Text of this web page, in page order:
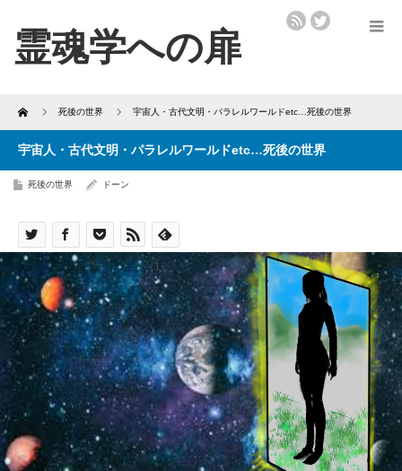
Home 死後の世界 宇宙人・古代文明・パラレルワールドetc…死後の世界
宇宙人・古代文明・パラレルワールドetc…死後の世界
死後の世界 ドーン